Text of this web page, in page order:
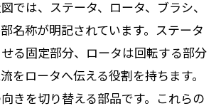
ター構造図で応用技術を徹底解
応用技術は構造理解から始まる
ター仕組みの構造的特徴とは
では、ステータ、ロータ、ブラシ、
名称が明記されています。ステータ
る固定部分、ロータは回転する部分
をロータへ伝える役割を持ちます。
きを切り替える部品です。これらの